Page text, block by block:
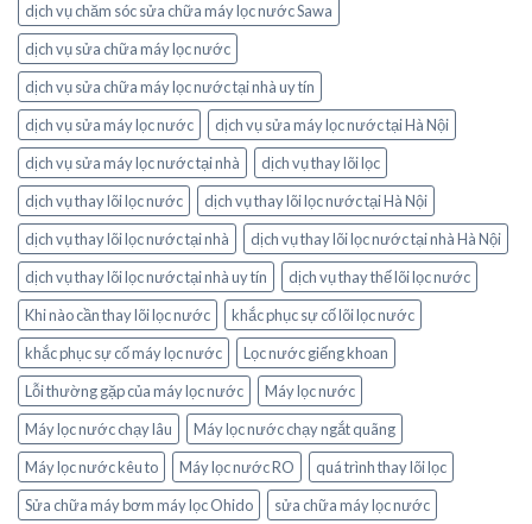
dịch vụ chăm sóc sửa chữa máy lọc nước Sawa
dịch vụ sửa chữa máy lọc nước
dịch vụ sửa chữa máy lọc nước tại nhà uy tín
dịch vụ sửa máy lọc nước
dịch vụ sửa máy lọc nước tại Hà Nội
dịch vụ sửa máy lọc nước tại nhà
dịch vụ thay lõi lọc
dịch vụ thay lõi lọc nước
dịch vụ thay lõi lọc nước tại Hà Nội
dịch vụ thay lõi lọc nước tại nhà
dịch vụ thay lõi lọc nước tại nhà Hà Nội
dịch vụ thay lõi lọc nước tại nhà uy tín
dịch vụ thay thế lõi lọc nước
Khi nào cần thay lõi lọc nước
khắc phục sự cố lõi lọc nước
khắc phục sự cố máy lọc nước
Lọc nước giếng khoan
Lỗi thường gặp của máy lọc nước
Máy lọc nước
Máy lọc nước chạy lâu
Máy lọc nước chạy ngắt quãng
Máy lọc nước kêu to
Máy lọc nước RO
quá trình thay lõi lọc
Sửa chữa máy bơm máy lọc Ohido
sửa chữa máy lọc nước